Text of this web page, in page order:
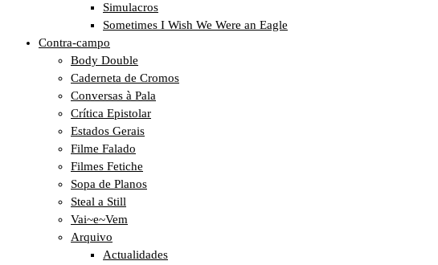
Simulacros
Sometimes I Wish We Were an Eagle
Contra-campo
Body Double
Caderneta de Cromos
Conversas à Pala
Crítica Epistolar
Estados Gerais
Filme Falado
Filmes Fetiche
Sopa de Planos
Steal a Still
Vai~e~Vem
Arquivo
Actualidades